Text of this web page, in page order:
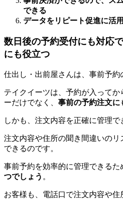
できる
データをリピート促進に活
数日後の予約受付にも対応
にも役立つ
仕出し・出前屋さんは、事前予約
テイクイーツは、予約が入ってか
ーだけでなく、 事前の予約注文に
しかも、注文内容を正確に管理で
注文内容や住所の聞き間違いの
できるのです。
事前予約を効率的に管理できるた
つでしょう 。
お客様も、電話口で注文内容や住